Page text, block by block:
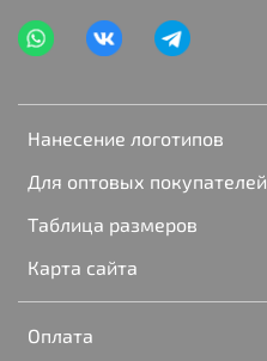
Нанесение логотипов
Для оптовых покупателей
Таблица размеров
Карта сайта
Оплата